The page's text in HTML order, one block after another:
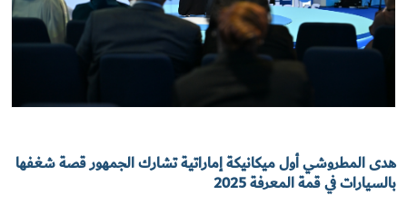
هدى المطروشي أول ميكانيكة إماراتية تشارك الجمهور قصة شغفها
بالسيارات في قمة المعرفة 2025